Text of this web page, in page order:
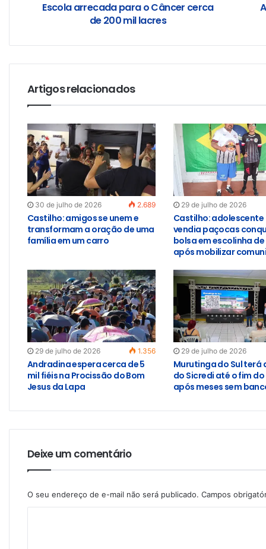
Escola arrecada para o Câncer cerca
de 200 mil lacres
Artigos relacionados
30 de julho de 2026 2.689
Castilho: amigos se unem e
transformam a oração de uma
família em um carro
29 de julho de 2026
Castilho: adolescente
vendia paçocas
bolsa em escolinha
após mobilizar
29 de julho de 2026 1.356
Andradina espera cerca de 5
mil fiéis na Procissão do Bom
Jesus da Lapa
29 de julho de 2026
Murutinga do Sul terá
do Sicredi até o fim
após meses sem
Deixe um comentário
O seu endereço de e-mail não será publicado. Campos